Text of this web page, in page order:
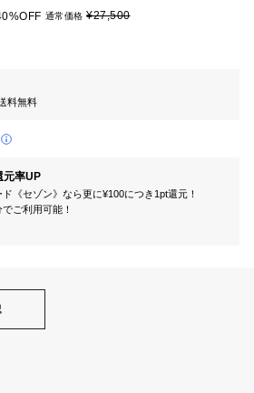
通常価格 ¥27,500
料無料
元率UP
《セゾン》なら更に¥100につき1pt還元！
ご利用可能！